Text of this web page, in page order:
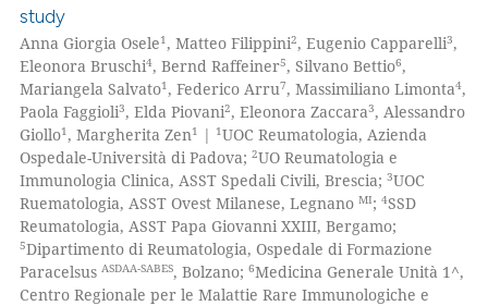
Citing Publications
Supporting
Mentioning
Contrasting
how this article has been
atscite.ai
study
Anna Giorgia Osele1 , Matteo Filippini2, Eugenio Capparelli3,
Eleonora Bruschi4, Bernd Raffeiner5, Silvano Bettio6,
Mariangela Salvato1 , Federico Arru7, Massimiliano Limonta4,
Paola Faggioli3, Elda Piovani2, Eleonora Zaccara3, Alessandro
Giollo1 , Margherita Zen1 | 1UOC Reumatologia, Azienda
Ospedale-Università di Padova;2UO Reumatologia e
Immunologia Clinica, ASST Spedali Civili, Brescia;3UOC
Ruematologia, ASST Ovest Milanese, LegnanoMI;4SSD
Reumatologia, ASST Papa Giovanni XXIII, Bergamo;
5Dipartimento di Reumatologia, Ospedale di Formazione
ParacelsusASDAA-SABES, Bolzano;6Medicina Generale Unità 1^,
Centro Regionale per le Malattie Rare Immunologiche e